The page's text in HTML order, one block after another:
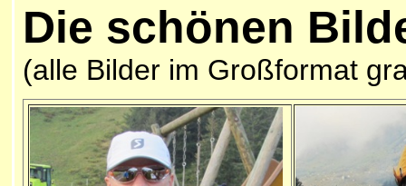
Die schönen
(alle Bilder im Großformat